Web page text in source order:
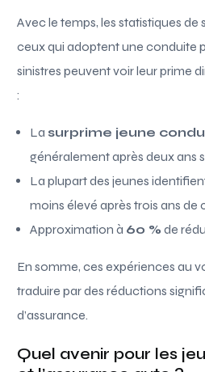
Avec le temps, les statistiques
ceux qui adoptent une conduite
sinistres peuvent voir leur prime
:
La surprime jeune
généralement après deux ans
La plupart des jeunes
moins élevé après trois ans de
Approximation à 60 % de
En somme, ces expériences au
traduire par des réductions
d’assurance.
Quel avenir pour les